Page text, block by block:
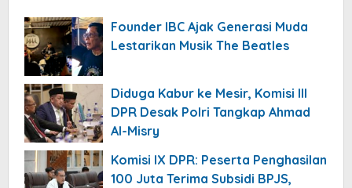
Founder IBC Ajak Generasi Muda
Lestarikan Musik The Beatles
Diduga Kabur ke Mesir, Komisi III
DPR Desak Polri Tangkap Ahmad
Al-Misry
Komisi IX DPR: Peserta Penghasilan
100 Juta Terima Subsidi BPJS,